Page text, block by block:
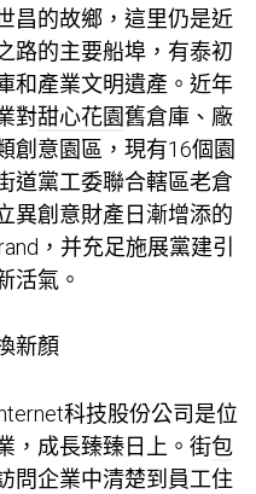
昌的故鄉，這里仍是近
路的主要船埠，有泰初
和產業文明遺產。近年
對甜心花園舊倉庫、廠
創意園區，現有16個園
道黨工委聯合轄區老倉
異創意財產日漸增添的
，并充足施展黨建引
活氣。
新顏
科技股份公司是位
，成長臻臻日上。街包
問企業中清楚到員工住